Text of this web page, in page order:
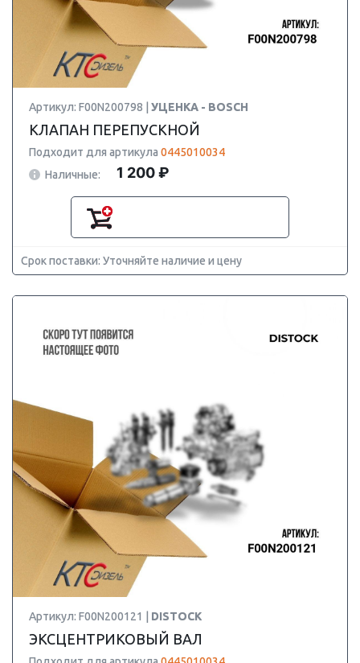
Артикул: F00N200798 | УЦЕНКА - BOSCH
КЛАПАН ПЕРЕПУСКНОЙ
Подходит для артикула 0445010034
Наличные:
1 200 ₽
Срок поставки: Уточняйте наличие и цену
Артикул: F00N200121 | DISTOCK
ЭКСЦЕНТРИКОВЫЙ ВАЛ